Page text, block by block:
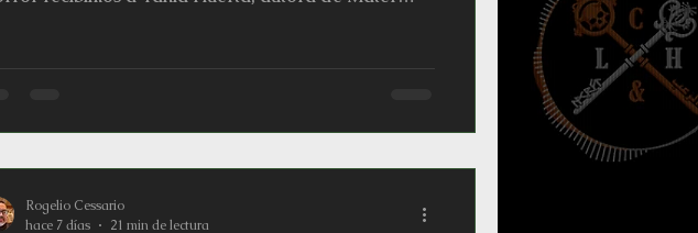
como tallerista, fundadora de SIECLAF
Literatura y Artes Fantásticas) y del colectivo Qhipa
Rogelio Cessario
hace 7 días
21 min de lectura